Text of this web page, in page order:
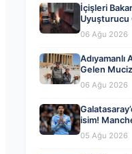
İçişleri
Uyuşturucu
844 Kişi
06 Ağu 2026
Adıyamanlı
Gelen
Hayali
06 Ağu 2026
isim!
Tijjani
05 Ağu 2026